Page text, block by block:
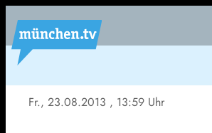
Fr., 23.08.2013 , 13:59 Uhr